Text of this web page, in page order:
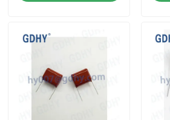
Продукты